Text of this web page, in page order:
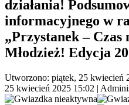
działania!
informacyjnego w
„Przystanek – Czas
Młodzież! Edycja
Utworzono: piątek, 25 kwiecień
25 kwiecień 2025 15:02 |